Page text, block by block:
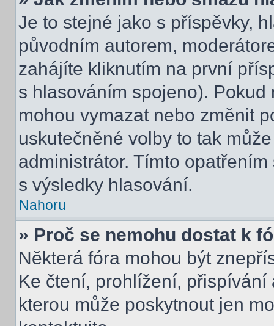
Je to stejné jako s příspěvky,
původním autorem,
zahájíte kliknutím na první
s hlasováním spojeno).
mohou vymazat nebo změnit
uskutečněné volby to tak
administrátor. Tímto
s výsledky hlasování.
Nahoru
» Proč se nemohu dostat k
Některá fóra mohou být
Ke čtení, prohlížení,
kterou může poskytnout jen